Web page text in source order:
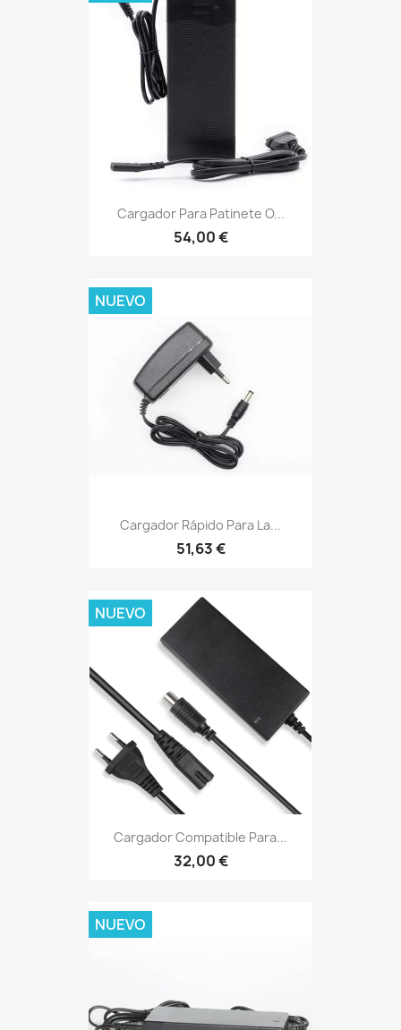
Cargador Para Patinete O...
54,00 €
Cargador Rápido Para La...
51,63 €
NUEVO
Cargador Compatible Para...
32,00 €
NUEVO
NUEVO